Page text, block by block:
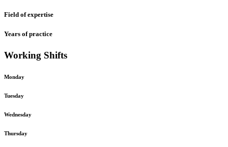
Field of expertise
Years of practice
Working Shifts
Monday
Tuesday
Wednesday
Thursday